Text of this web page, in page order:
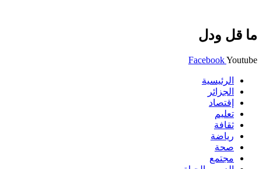
ما قل ودل
FacebookYoutube
الرئيسية
الجزائر
إقتصاد
تعليم
ثقافة
رياضة
صحة
مجتمع